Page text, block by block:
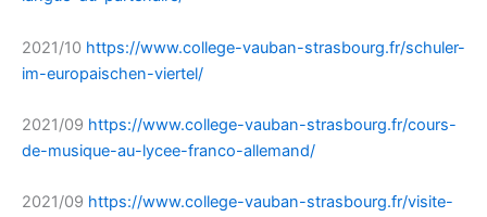
2021/10 https://www.college-vauban-strasbourg.fr/schuler-
im-europaischen-viertel/
2021/09 https://www.college-vauban-strasbourg.fr/cours-
de-musique-au-lycee-franco-allemand/
2021/09 https://www.college-vauban-strasbourg.fr/visite-